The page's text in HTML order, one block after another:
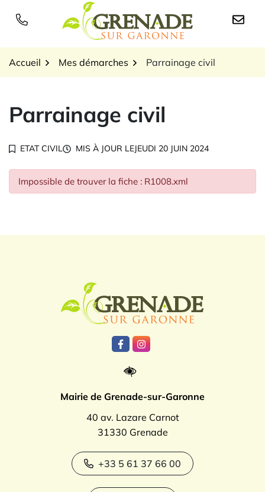
Logo Grenade sur
Accueil Mes démarches Parrainage civil
Parrainage civil
ETAT CIVIL MIS À JOUR LEJEUDI 20 JUIN 2024
Impossible de trouver la fiche : R1008.xml
Lien vers le compte Facebook
Lien vers le compte
Mairie de Grenade-sur-Garonne
40 av. Lazare Carnot
31330 Grenade
+33 5 61 37 66 00